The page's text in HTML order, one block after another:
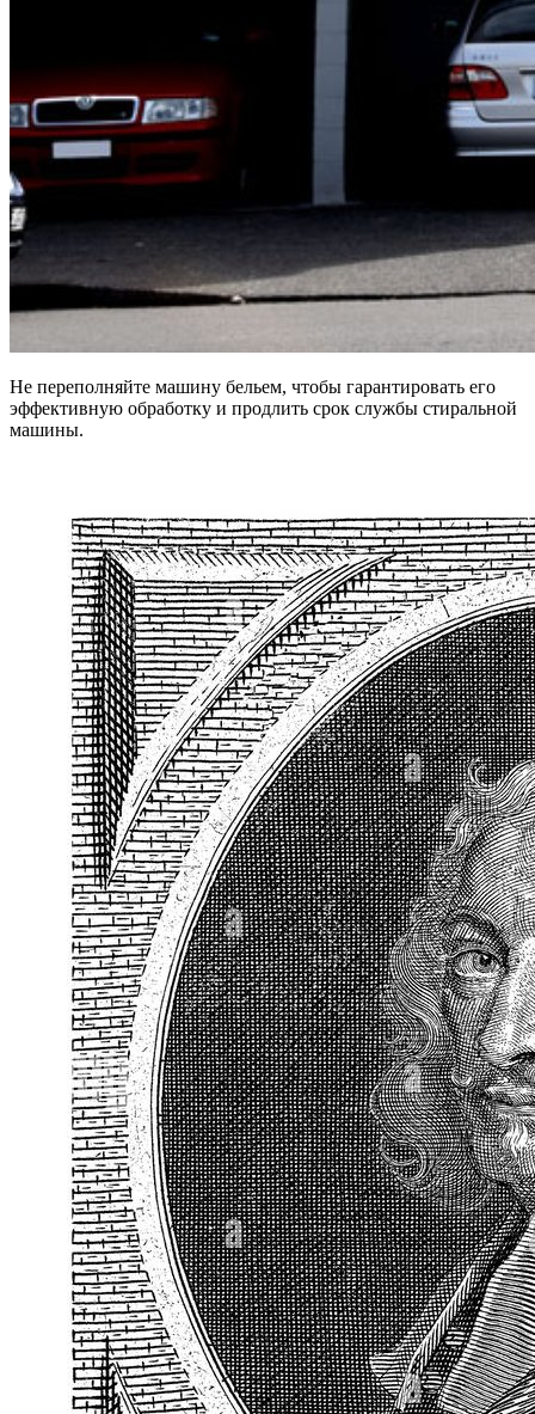
Не переполняйте машину бельем, чтобы гарантировать его
эффективную обработку и продлить срок службы стиральной
машины.